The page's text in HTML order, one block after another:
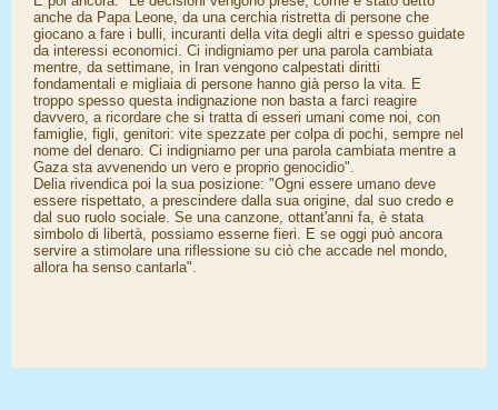
anche da Papa Leone, da una cerchia ristretta di persone che
giocano a fare i bulli, incuranti della vita degli altri e spesso guidate
da interessi economici. Ci indigniamo per una parola cambiata
mentre, da settimane, in Iran vengono calpestati diritti
fondamentali e migliaia di persone hanno già perso la vita. E
troppo spesso questa indignazione non basta a farci reagire
davvero, a ricordare che si tratta di esseri umani come noi, con
famiglie, figli, genitori: vite spezzate per colpa di pochi, sempre nel
nome del denaro. Ci indigniamo per una parola cambiata mentre a
Gaza sta avvenendo un vero e proprio genocidio".
Delia rivendica poi la sua posizione: "Ogni essere umano deve
essere rispettato, a prescindere dalla sua origine, dal suo credo e
dal suo ruolo sociale. Se una canzone, ottant'anni fa, è stata
simbolo di libertà, possiamo esserne fieri. E se oggi può ancora
servire a stimolare una riflessione su ciò che accade nel mondo,
allora ha senso cantarla".